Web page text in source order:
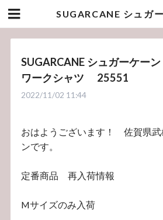
SUGARCANE シュガーケー
ワークシャツ 25551
2022/11/02 11:44
おはようございます！ 佐賀県武
ンです。
定番商品 再入荷情報
Mサイズのみ入荷